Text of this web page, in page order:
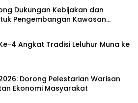
Dukungan Kebijakan dan
Pengembangan Kawasan
4 Angkat Tradisi Leluhur Muna ke
Dorong Pelestarian Warisan
Ekonomi Masyarakat